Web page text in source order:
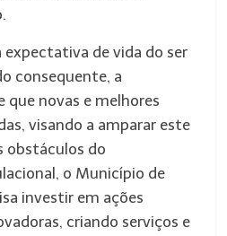
de vida do ser
consequente, a
que novas e melhores
visando a amparar este
obstáculos do
o Município de
investir em ações
criando serviços e